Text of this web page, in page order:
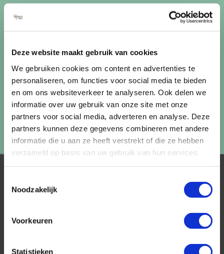
Deze website maakt gebruik van cookies
We gebruiken cookies om content en advertenties te
personaliseren, om functies voor social media te bieden
en om ons websiteverkeer te analyseren. Ook delen we
informatie over uw gebruik van onze site met onze
partners voor social media, adverteren en analyse. Deze
partners kunnen deze gegevens combineren met andere
informatie die u aan ze heeft verstrekt of die ze hebben
verzameld op basis van uw gebruik van hun services.
Noodzakelijk
Voorkeuren
Statistieken
gegevens.